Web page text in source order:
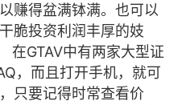
逃离塔科夫
战地5
赚得盆满钵满。也可以
脆投资利润丰厚的妓
在GTAV中有两家大型证
，而且打开手机，就可
只要记得时常查看价